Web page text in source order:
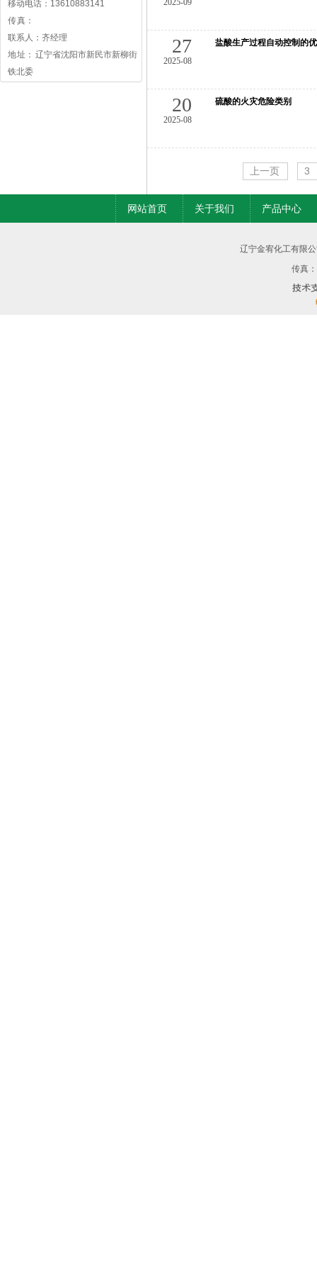
2025-09
27
2025-08
盐酸生产过程自动控制的
20
2025-08
硫酸的火灾危险类别
上一页 3
移动电话：13610883141
传 真：
联系人：齐经理
地 址： 辽宁省沈阳市新民市新柳街
铁北委
网站首页 关于我们 产品中心
辽宁金宥化工有限
传真